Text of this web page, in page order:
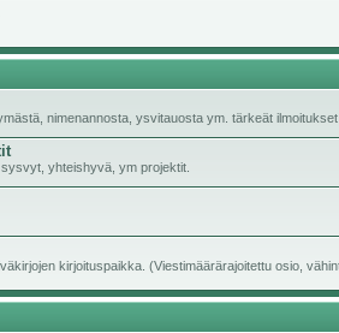
nimenannosta, ysvitauosta ym. tärkeät ilmoitukset
yhteishyvä, ym projektit.
kirjoituspaikka. (Viestimäärärajoitettu osio,